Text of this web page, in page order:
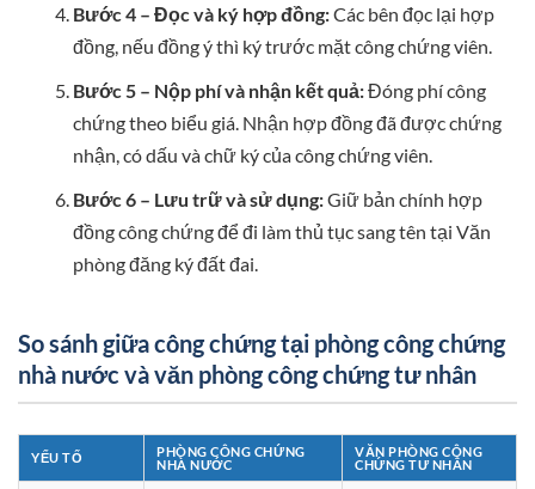
Bước 4 – Đọc và ký hợp đồng:Các bên đọc lại hợp
đồng, nếu đồng ý thì ký trước mặt công chứng viên.
Bước 5 – Nộp phí và nhận kết quả:Đóng phí công
chứng theo biểu giá. Nhận hợp đồng đã được chứng
nhận, có dấu và chữ ký của công chứng viên.
Bước 6 – Lưu trữ và sử dụng:Giữ bản chính hợp
đồng công chứng để đi làm thủ tục sang tên tại Văn
phòng đăng ký đất đai.
So sánh giữa công chứng tại phòng công chứng
nhà nước và văn phòng công chứng tư nhân
YẾU TỐ
PHÒNG CÔNG CHỨNG
NHÀ NƯỚC
VĂN PHÒNG CÔNG
CHỨNG TƯ NHÂN